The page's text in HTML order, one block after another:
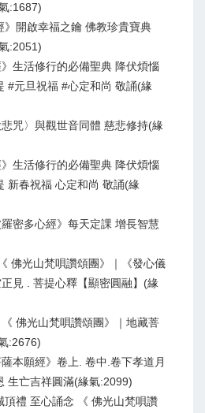
:1687)
開啟幸福之鑰 佛教珍貴寶典
:2051)
生活修行的必備聖典 降伏煩惱
#元旦祝福 #心定和尚 敬誦(緣
咒〉與觀世音同體 慈悲修持(緣
生活修行的必備聖典 降伏煩惱
新春祝福 心定和尚 敬誦(緣
密多心經》每天定課 增長智慧
佛光山梵唄讚頌團》｜《發心儀
見 . 菩提心釋【顯密圓融】(緣
佛光山梵唄讚頌團》｜地藏菩
:2676)
本願經》卷上. 卷中.卷下孝道月
生亡吉祥圓滿(緣氣:2099)
禮 至心誦念 《 佛光山梵唄讚